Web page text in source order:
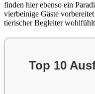
finden hier ebenso ein
vierbeinige Gäste
tierischer Begleiter
Top 10